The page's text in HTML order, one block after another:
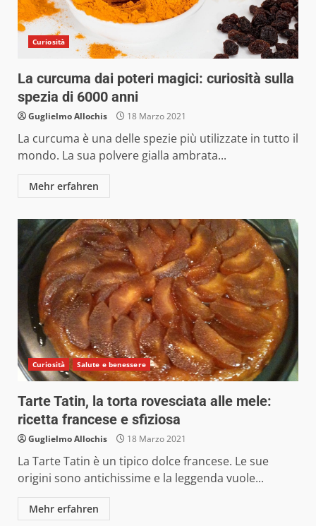
Curiosità
La curcuma dai poteri magici: curiosità sulla
spezia di 6000 anni
Guglielmo Allochis 18 Marzo 2021
La curcuma è una delle spezie più utilizzate in tutto il
mondo. La sua polvere gialla ambrata...
Mehr erfahren
Curiosità Salute e benessere
Tarte Tatin, la torta rovesciata alle mele:
ricetta francese e sfiziosa
Guglielmo Allochis 18 Marzo 2021
La Tarte Tatin è un tipico dolce francese. Le sue
origini sono antichissime e la leggenda vuole...
Mehr erfahren